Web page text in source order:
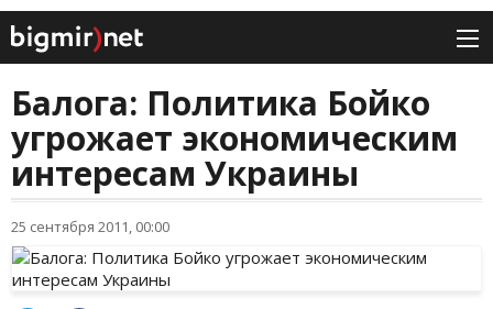
Балога: Политика Бойко
угрожает экономическим
интересам Украины
25 сентября 2011, 00:00